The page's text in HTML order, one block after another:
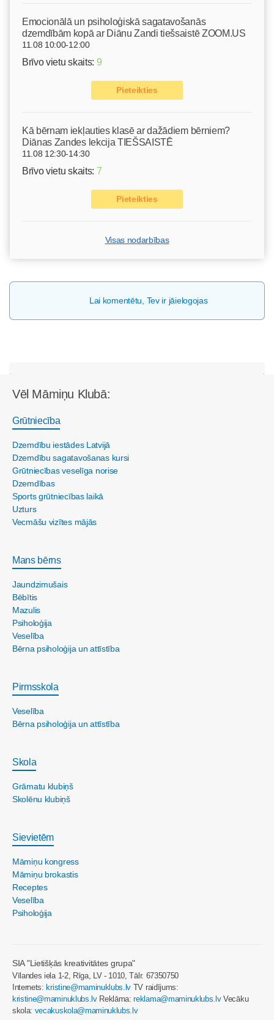
Emocionālā un psiholoģiskā sagatavošanās
dzemdībām kopā ar Diānu Zandi tiešsaistē ZOOM.US
11.08 10:00-12:00
Brīvo vietu skaits: 9
Pieteikties
Kā bērnam iekļauties klasē ar dažādiem bērniem?
Diānas Zandes lekcija TIEŠSAISTĒ
11.08 12:30-14:30
Brīvo vietu skaits: 7
Pieteikties
Visas nodarbības
Lai komentētu, Tev ir jāielogojas
Vēl Māmiņu Klubā:
Grūtniecība
Dzemdību iestādes Latvijā
Dzemdību sagatavošanas kursi
Grūtniecības veselīga norise
Dzemdības
Sports grūtniecības laikā
Uzturs
Vecmāšu vizītes mājās
Mans bērns
Jaundzimušais
Bēbītis
Mazulis
Psiholoģija
Veselība
Bērna psiholoģija un attīstība
Pirmsskola
Veselība
Bērna psiholoģija un attīstība
Skola
Grāmatu klubiņš
Skolēnu klubiņš
Sievietēm
Māmiņu kongress
Māmiņu brokastis
Receptes
Veselība
Psiholoģija
SIA "Lietišķās kreativitātes grupa"
Vīlandes iela 1-2, Rīga, LV - 1010, Tālr. 67350750
Internets: kristine@maminuklubs.lv TV raidījums:
kristine@maminuklubs.lvReklāma:reklama@maminuklubs.lvVecāku
skola: vecakuskola@maminuklubs.lv